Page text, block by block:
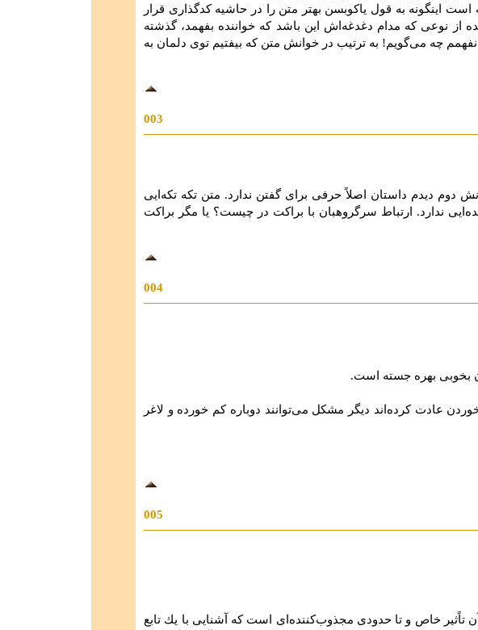
اینگونه به قول یاکوبسن بهتر متن را در حاشیه کدگذاری قرار
از نوعی که مدام دغدغه‌اش این باشد که خواننده بفهمد، گذشته
چه می‌گویم! به ترتیب در خوانش متن که بیفتیم توی دلمان به
003
دوم دیدم داستان اصلاً حرفی برای گفتن ندارد. متن تكه تكه‌ایی
ندارد. ارتباط سرگروهبان با براكت در چیست؟ یا مگر براكت
004
بخوبی بهره جسته است.
عادت کرده‌اند دیگر مشکل می‌توانند دوباره کم خورده و لاغر
005
خاص و تا حدودى مجذوب‌كننده‌اى است كه آشنایى با یك تابع